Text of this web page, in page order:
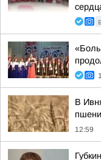
В
12:59